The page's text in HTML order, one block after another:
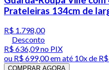
Prateleiras 134cm de
R$ 1.798,00
Desconto
R$ 636,09no PIX
ou R$ 699,00em até 10x de
COMPRAR AGORA